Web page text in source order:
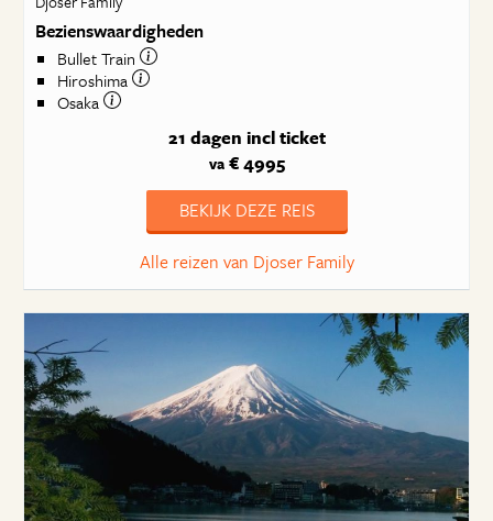
Bezienswaardigheden
Bullet Train
Hiroshima
Osaka
21 dagen incl ticket
va€ 4995
BEKIJK DEZE REIS
Alle reizen van Djoser Family